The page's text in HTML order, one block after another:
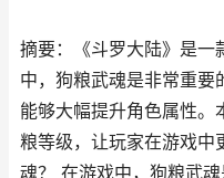
摘要：《斗罗大陆》是一
中，狗粮武魂是非常重要
能够大幅提升角色属性。
粮等级，让玩家在游戏中
魂？ 在游戏中，狗粮武